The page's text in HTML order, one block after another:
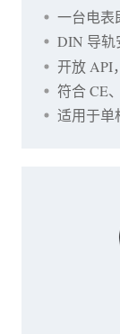
一台电表
DIN 导轨
开放 API
符合 CE
适用于单